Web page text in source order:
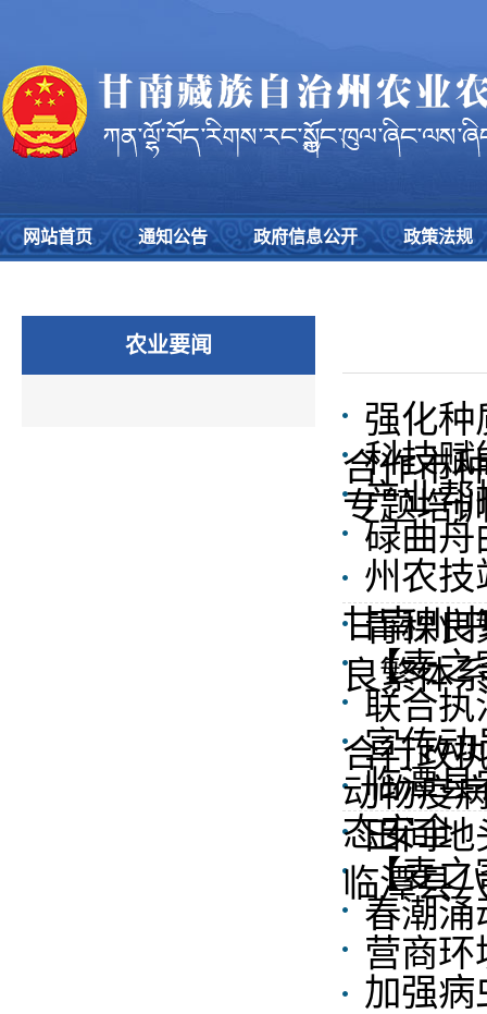
网站首页 通知公告 政府信息公开 政策法规
农业要闻
强化
合作市
科技
专题培
产业帮
碌曲舟
州农技
甘南州
青稞良
良繁体
【麦之
联合
合行政
宣传
动物疫
临潭县
态安全
田间地
临潭县
【麦之
春潮
营商环
加强病